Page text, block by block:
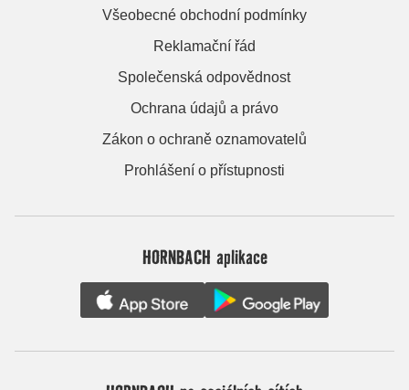
Všeobecné obchodní podmínky
Reklamační řád
Společenská odpovědnost
Ochrana údajů a právo
Zákon o ochraně oznamovatelů
Prohlášení o přístupnosti
HORNBACH aplikace